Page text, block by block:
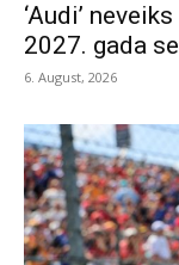
‘Audi’
2027. gada
6. August, 2026